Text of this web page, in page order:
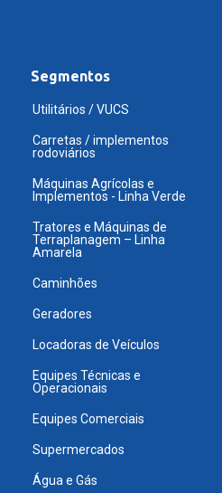
Segmentos
Utilitários / VUCS
Carretas / implementos
rodoviários
Máquinas Agrícolas e
Implementos - Linha Verde
Tratores e Máquinas de
Terraplanagem – Linha
Amarela
Caminhões
Geradores
Locadoras de Veículos
Equipes Técnicas e
Operacionais
Equipes Comerciais
Supermercados
Água e Gás